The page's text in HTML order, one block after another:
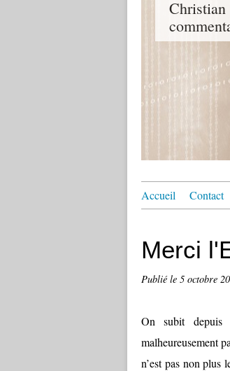
Christian
Accueil Contact
Merci
Publié le 5 octobre
On subit depuis
malheureusement
n’est pas non plus